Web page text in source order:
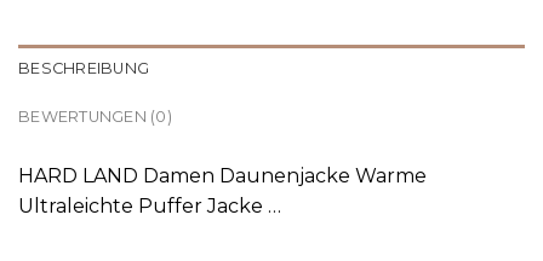
BESCHREIBUNG
BEWERTUNGEN (0)
HARD LAND Damen Daunenjacke Warme
Ultraleichte Puffer Jacke …